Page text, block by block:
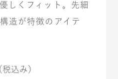
しくフィット。先細
造が特徴のアイテ
込み）